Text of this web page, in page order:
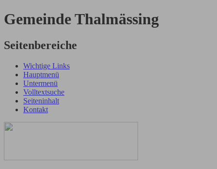
Gemeinde Thalmässing
Seitenbereiche
Wichtige Links
Hauptmenü
Untermenü
Volltextsuche
Seiteninhalt
Kontakt